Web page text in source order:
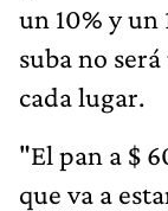
un 10% y un
suba no
cada lugar.
"El pan a $
que va a